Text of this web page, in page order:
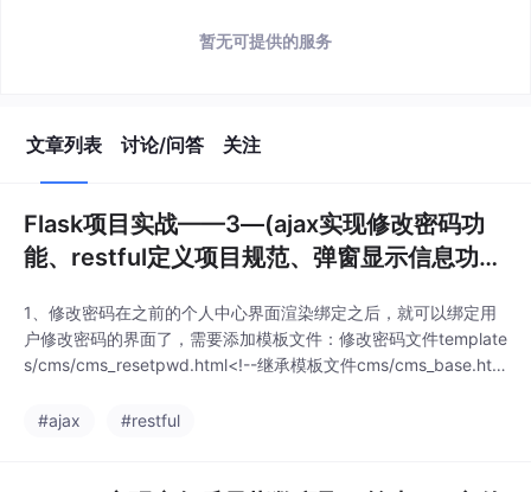
暂无可提供的服务
文章列表 讨论/问答 关注
Flask项目实战——3—(ajax实现修改密码功
能、restful定义项目规范、弹窗显示信息功
1、修改密码在之前的个人中心界面渲染绑定之后，就可以绑定用
户修改密码的界面了，需要添加模板文件：修改密码文件template
s/cms/cms_resetpwd.html<!--继承模板文件cms/cms_base.htm
-->{% block title %}修改密码{
#ajax #restful